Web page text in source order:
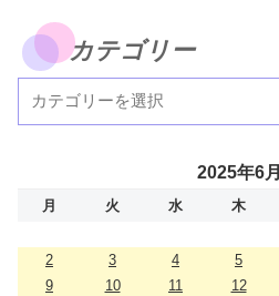
カテゴリー
2025年6月
月 火 水 木
2
3 4 5
9
10 11 12